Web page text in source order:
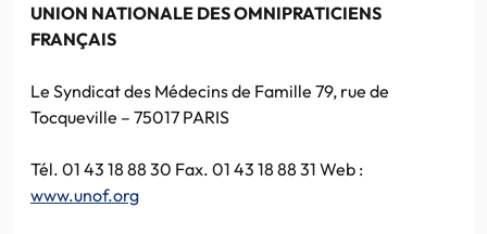
UNION NATIONALE DES OMNIPRATICIENS
FRANÇAIS
Le Syndicat des Médecins de Famille 79, rue de
Tocqueville – 75017 PARIS
Tél. 01 43 18 88 30 Fax. 01 43 18 88 31 Web :
www.unof.org